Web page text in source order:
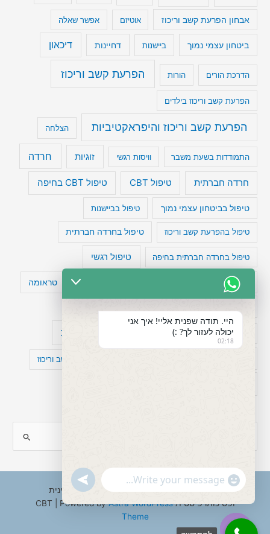
אבחון הפרעת קשב וריכוז אוטיזם אפשר שאלה
ביטחון עצמי נמוך ביישנות דחיינות דיכאון
הדרכת הורים הורות הפרעת קשב וריכוז
הפרעת קשב וריכוז בילדים
הפרעת קשב וריכוז והיפראקטיביות הצלחה
התמודדות בשעת משבר וויסות רגשי זוגיות חרדה
חרדה חברתית טיפול CBT טיפול CBT בחיפה
טיפול בביטחון עצמי נמוך טיפול בביישנות
טיפול בהפרעת קשב וריכוז טיפול בחרדה חברתית
טיפול בחרדה חברתית בחיפה טיפול רגשי
טיפול תרופתי להפרעת קשב טעויות חשיבה טראומה
מפורסמים עם הפרעת קשב עיצות
קומורבידיות להפרעת קשב וריכוז
a
c
Copyright © 2026 ענבל טננבאום - עו"ס קלינית
ופסיכותרפיסטית CBT | Powered byAstra WordPress
Theme
היי. תודה שפנית אליי! איך אני
יכולה לעזור לך? :)
02:18
"+chaty_settings.lang.emoji_picker+"
WhatsApp
undefined